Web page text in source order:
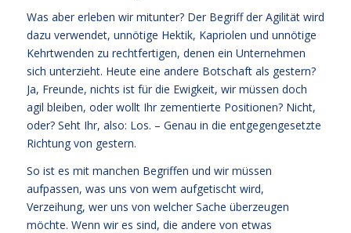
Was aber erleben wir mitunter? Der Begriff der Agilität wird
dazu verwendet, unnötige Hektik, Kapriolen und unnötige
Kehrtwenden zu rechtfertigen, denen ein Unternehmen
sich unterzieht. Heute eine andere Botschaft als gestern?
Ja, Freunde, nichts ist für die Ewigkeit, wir müssen doch
agil bleiben, oder wollt Ihr zementierte Positionen? Nicht,
oder? Seht Ihr, also: Los. – Genau in die entgegengesetzte
Richtung von gestern.
So ist es mit manchen Begriffen und wir müssen
aufpassen, was uns von wem aufgetischt wird,
Verzeihung, wer uns von welcher Sache überzeugen
möchte. Wenn wir es sind, die andere von etwas